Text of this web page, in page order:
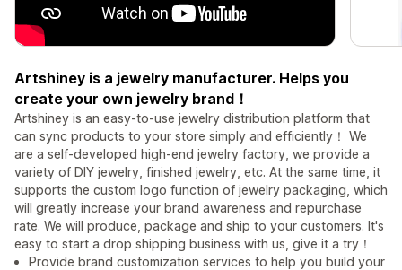
Artshiney is a jewelry manufacturer. Helps you
create your own jewelry brand！
Artshiney is an easy-to-use jewelry distribution platform that
can sync products to your store simply and efficiently！ We
are a self-developed high-end jewelry factory, we provide a
variety of DIY jewelry, finished jewelry, etc. At the same time, it
supports the custom logo function of jewelry packaging, which
will greatly increase your brand awareness and repurchase
rate. We will produce, package and ship to your customers. It's
easy to start a drop shipping business with us, give it a try！
Provide brand customization services to help you build your